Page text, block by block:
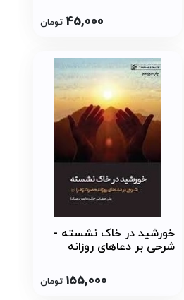
45,000 تومان
خورشید در خاک نشسته -
شرحی بر دعاهای روزانه
155,000 تومان